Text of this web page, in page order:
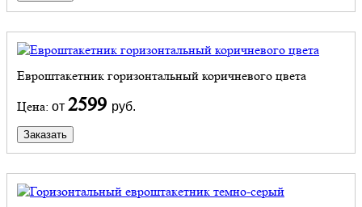
Евроштакетник горизонтальный коричневого цвета
Цена: от 2599 руб.
Заказать